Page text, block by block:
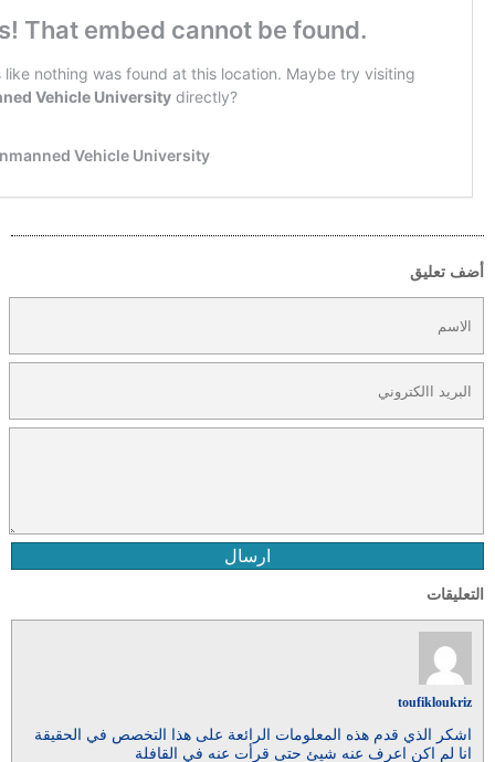
أضف تعليق
ارسال
التعليقات
toufikloukriz
اشكر الذي قدم هذه المعلومات الرائعة على هذا التخصص في الحقيقة
انا لم اكن اعرف عنه شيئ حتى قرأت عنه في القافلة